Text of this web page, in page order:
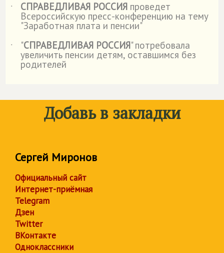
˙
СПРАВЕДЛИВАЯ РОССИЯ проведет
Всероссийскую пресс-конференцию на тему
"Заработная плата и пенсии"
˙
"СПРАВЕДЛИВАЯ РОССИЯ" потребовала
увеличить пенсии детям, оставшимся без
родителей
Добавь в закладки
Сергей Миронов
Официальный сайт
Интернет-приёмная
Telegram
Дзен
Twitter
ВКонтакте
Одноклассники